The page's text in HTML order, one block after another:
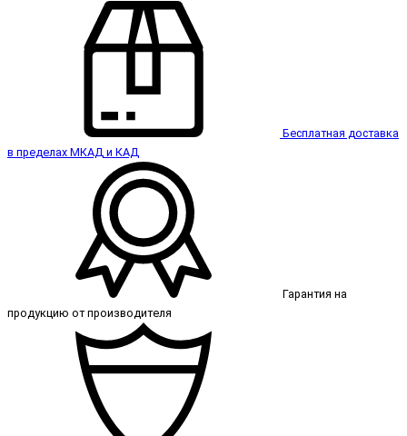
Бесплатная доставка
в пределах МКАД и КАД
Гарантия на
продукцию от производителя